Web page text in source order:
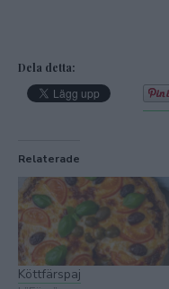
Dela detta:
Relaterade
Köttfärspaj